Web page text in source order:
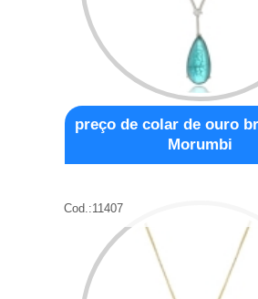
preço de colar de ouro
Morumbi
Cod.:11407